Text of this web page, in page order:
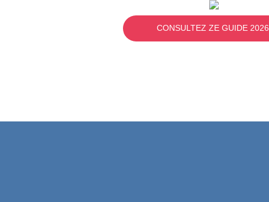
CONSULTEZ ZE GUIDE